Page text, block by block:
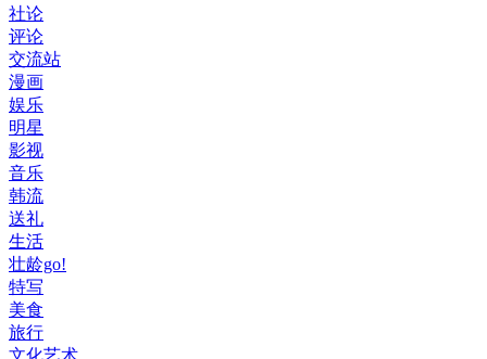
社论
评论
交流站
漫画
娱乐
明星
影视
音乐
韩流
送礼
生活
壮龄go!
特写
美食
旅行
文化艺术